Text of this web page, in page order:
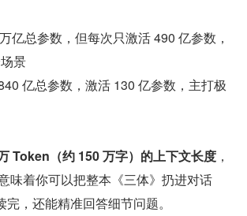
万亿总参数，但每次只激活 490 亿参数，
景
亿总参数，激活 130 亿参数，主打极
Token（约 150 万字）的上下文长度 ，
味着你可以把整本《三体》扔进对话
，还能精准回答细节问题。